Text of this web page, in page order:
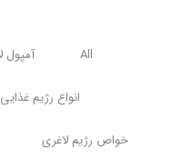
All آمپول
انواع رژیم غذایی
خواص رژیم لاغری